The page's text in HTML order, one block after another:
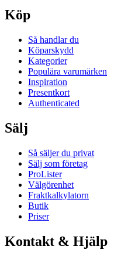
Köp
Så handlar du
Köparskydd
Kategorier
Populära varumärken
Inspiration
Presentkort
Authenticated
Sälj
Så säljer du privat
Sälj som företag
ProLister
Välgörenhet
Fraktkalkylatorn
Butik
Priser
Kontakt & Hjälp